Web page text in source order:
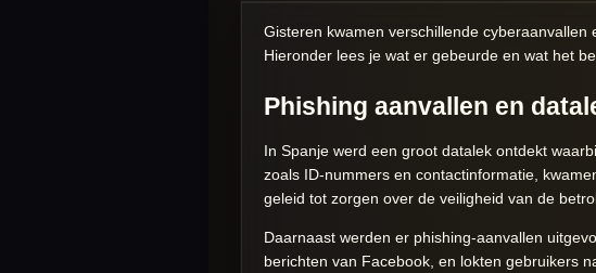
Gisteren kwamen verschillende
Hieronder lees je wat er gebeurde en wat het
Phishing aanvallen en
In Spanje werd een groot datalek ontdekt
zoals ID-nummers en contactinformatie,
geleid tot zorgen over de veiligheid van de
Daarnaast werden er phishing-aanvallen
berichten van Facebook, en lokten gebruikers